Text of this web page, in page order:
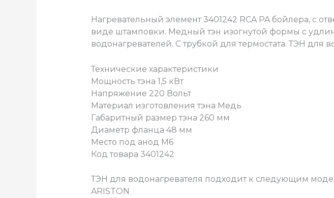
Нагревательный элемент 3401242 RCA PA бойлера, с
виде штамповки. Медный тэн изогнутой формы с
водонагревателей. С трубкой для термостата. ТЭН для
Технические характеристики
Мощность тэна 1,5 кВт
Напряжение 220 Вольт
Материал изготовления тэна Медь
Габаритный размер тэна 260 мм
Диаметр фланца 48 мм
Место под анод М6
Код товара 3401242
ТЭН для водонагревателя подходит к следующим
ARISTON